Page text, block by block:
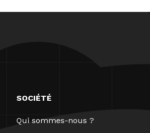
SOCIÉTÉ
Qui sommes-nous ?